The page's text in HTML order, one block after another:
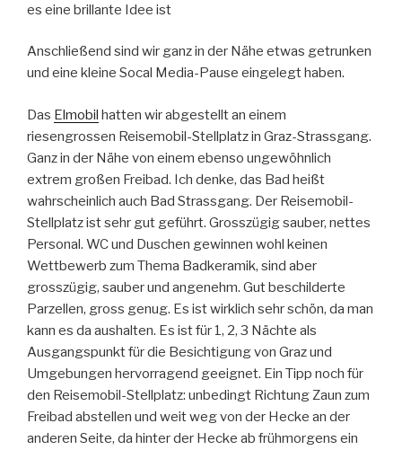
es eine brillante Idee ist
Anschließend sind wir ganz in der Nähe etwas getrunken
und eine kleine Socal Media-Pause eingelegt haben.
Das Elmobil hatten wir abgestellt an einem
riesengrossen Reisemobil-Stellplatz in Graz-Strassgang.
Ganz in der Nähe von einem ebenso ungewöhnlich
extrem großen Freibad. Ich denke, das Bad heißt
wahrscheinlich auch Bad Strassgang. Der Reisemobil-
Stellplatz ist sehr gut geführt. Grosszügig sauber, nettes
Personal. WC und Duschen gewinnen wohl keinen
Wettbewerb zum Thema Badkeramik, sind aber
grosszügig, sauber und angenehm. Gut beschilderte
Parzellen, gross genug. Es ist wirklich sehr schön, da man
kann es da aushalten. Es ist für 1, 2, 3 Nächte als
Ausgangspunkt für die Besichtigung von Graz und
Umgebungen hervorragend geeignet. Ein Tipp noch für
den Reisemobil-Stellplatz: unbedingt Richtung Zaun zum
Freibad abstellen und weit weg von der Hecke an der
anderen Seite, da hinter der Hecke ab frühmorgens ein